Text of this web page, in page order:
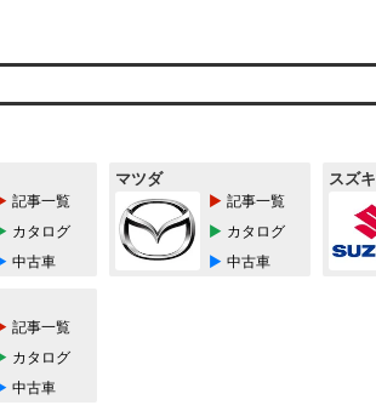
記事一覧
カタログ
中古車
マツダ
記事一覧
カタログ
中古車
スズキ
記事一覧
カタログ
中古車